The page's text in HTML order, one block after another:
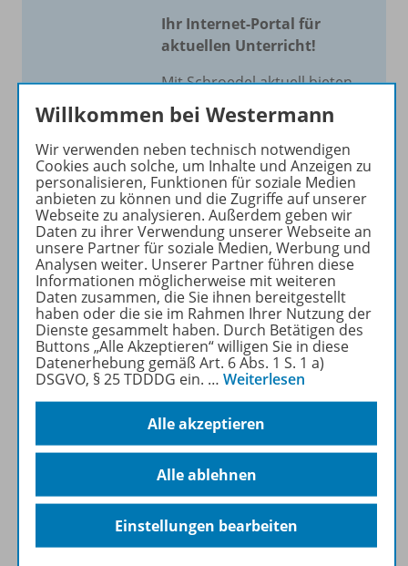
Ihr Internet-Portal für
aktuellen Unterricht!
Mit Schroedel aktuell bieten
wir Ihnen einen Service, um
Ihren Unterricht aktuell und
einfach zu gestalten. Jede
Woche drei bis vier
Neuerscheinungen mit
großem Online Archiv.
Mehr erfahren
Informationen
Beschreibung
Spar-Pakete
Willkommen bei Westermann
Wir verwenden neben technisch notwendigen
Cookies auch solche, um Inhalte und Anzeigen zu
personalisieren, Funktionen für soziale Medien
anbieten zu können und die Zugriffe auf unserer
Webseite zu analysieren. Außerdem geben wir
Daten zu ihrer Verwendung unserer Webseite an
unsere Partner für soziale Medien, Werbung und
Analysen weiter. Unserer Partner führen diese
Informationen möglicherweise mit weiteren
Daten zusammen, die Sie ihnen bereitgestellt
haben oder die sie im Rahmen Ihrer Nutzung der
Dienste gesammelt haben. Durch Betätigen des
Buttons „Alle Akzeptieren“ willigen Sie in diese
Datenerhebung gemäß Art. 6 Abs. 1 S. 1 a)
DSGVO, § 25 TDDDG ein. … Weiterlesen
Alle akzeptieren
Alle ablehnen
Einstellungen bearbeiten